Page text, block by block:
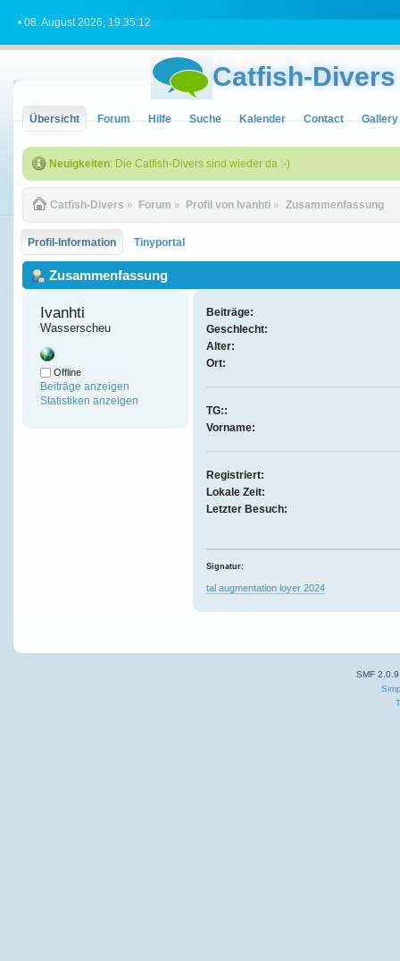
• 08. August 2026, 19:35:12
Catfish-Divers
Übersicht Forum Hilfe Suche Kalender Contact Gallery
Neuigkeiten: Die Catfish-Divers sind wieder da :-)
Catfish-Divers » Forum » Profil von Ivanhti » Zusammenfassung
Profil-Information Tinyportal
Zusammenfassung
Ivanhti
Wasserscheu
Offline
Beiträge anzeigen
Statistiken anzeigen
Beiträge:
Geschlecht:
Alter:
Ort:
TG::
Vorname:
Registriert:
Lokale Zeit:
Letzter Besuch:
Signatur:
tal augmentation loyer 2024
SMF 2.0.9